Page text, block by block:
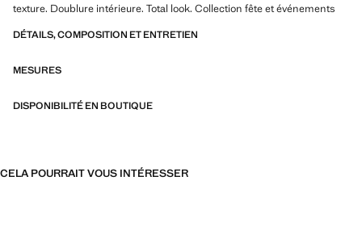
texture. Doublure intérieure. Total look. Collection fête et événements
DÉTAILS, COMPOSITION ET ENTRETIEN
MESURES
DISPONIBILITÉ EN BOUTIQUE
CELA POURRAIT VOUS INTÉRESSER